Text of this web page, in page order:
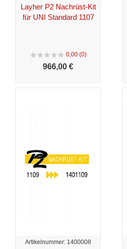
Layher P2 Nachrüst-Kit
für UNI Standard 1107
0,00 (0)
966,00 €
Artikelnummer: 1400008